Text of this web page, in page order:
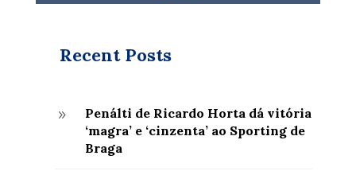
Recent Posts
9
Penálti de Ricardo Horta dá vitória
‘magra’ e ‘cinzenta’ ao Sporting de
Braga